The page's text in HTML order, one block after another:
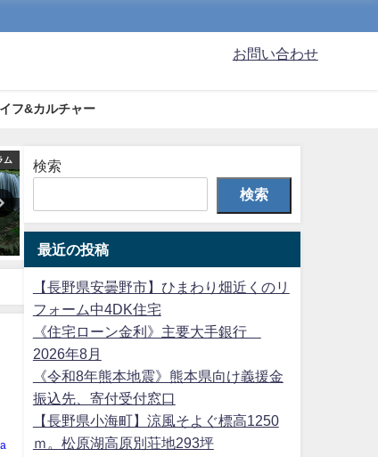
お問い合わせ
フ&カルチャー
ム
位置指定道路の申請から指定・
告示に至るまで
2025年2月18日
2026年に始まる快適便利な
支援システム
検索
検索
最近の投稿
【長野県安曇野市】ひまわり畑近くのリ
フォーム中4DK住宅
《住宅ローン金利》主要大手銀行
2026年8月
《令和8年熊本地震》熊本県向け義援金
振込先、寄付受付窓口
【長野県小海町】涼風そよぐ標高1250
ｍ。松原湖高原別荘地293坪